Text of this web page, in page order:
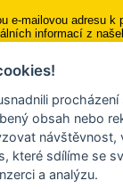
e-mailovou adresu k
informací z
Přihlásit se k odběru
Mobilní
svého mobilu či
procházení
obsah nebo
návštěvnost,
které sdílíme se
a analýzu.